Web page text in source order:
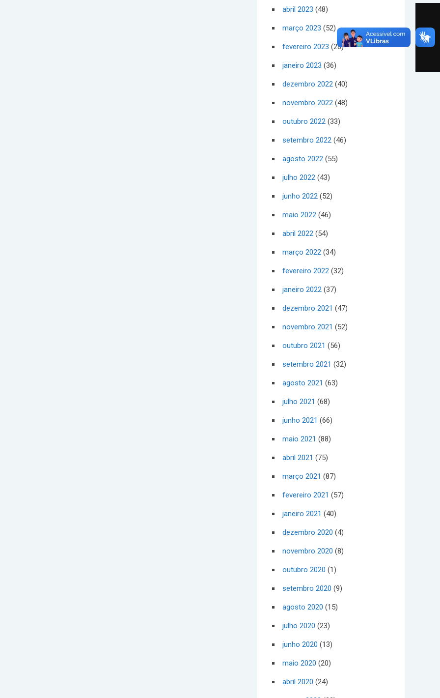
abril 2023 (48)
março 2023 (52)
fevereiro 2023 (28)
janeiro 2023 (36)
dezembro 2022 (40)
novembro 2022 (48)
outubro 2022 (33)
setembro 2022 (46)
agosto 2022 (55)
julho 2022 (43)
junho 2022 (52)
maio 2022 (46)
abril 2022 (54)
março 2022 (34)
fevereiro 2022 (32)
janeiro 2022 (37)
dezembro 2021 (47)
novembro 2021 (52)
outubro 2021 (56)
setembro 2021 (32)
agosto 2021 (63)
julho 2021 (68)
junho 2021 (66)
maio 2021 (88)
abril 2021 (75)
março 2021 (87)
fevereiro 2021 (57)
janeiro 2021 (40)
dezembro 2020 (4)
novembro 2020 (8)
outubro 2020 (1)
setembro 2020 (9)
agosto 2020 (15)
julho 2020 (23)
junho 2020 (13)
maio 2020 (20)
abril 2020 (24)